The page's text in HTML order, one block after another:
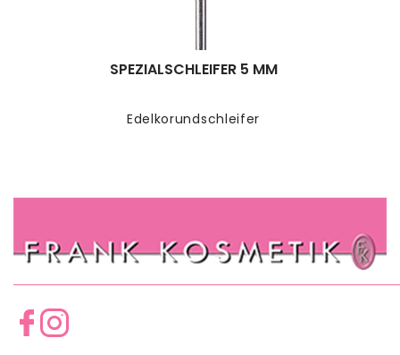
Edelkorundschleifer
SPEZIALSCHLEIFER 5 MM